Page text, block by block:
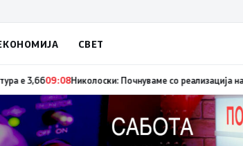
СВЕТ
на реформите09:33Просечната оценка од